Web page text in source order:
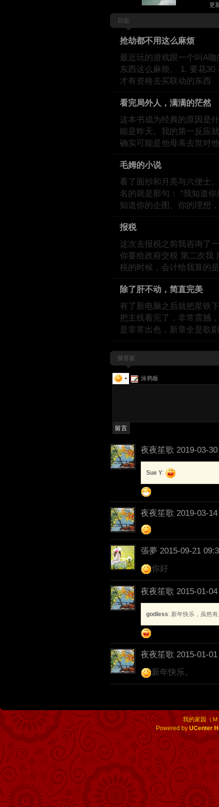
更
日志
抢劫都不用这么麻烦
最近玩的游戏跟一个叫A
东西这么麻烦。 1. 要花
才有资格去买联动的东西
看完局外人，满满的茫然
这本书成为经典的原因是
能是昨天。我的第一反应
确实可能是他母亲去世对
毛姆的小说
看了面纱和月亮与六便士
名的就是那句： “我知道
知道你的企图、你的理想
报税
这次去报税之前我咨询了
你要给政府交税 第二次我
税的时候，会计给我算的是
除了肝不动，简直完美
有了新电脑之后就把星铁
把主线看完了，非常震撼
是非常出色，新章全是歌
留言板
涂鸦板
夜夜笙歌 2019-03-
Sue Y:
夜夜笙歌 2019-03-
張夢 2015-09-21
你好
夜夜笙歌 2015-01-
godless: 新年快乐，虽然
夜夜笙歌 2015-01-
新年快乐。
我的家园（
Powered byUCenter